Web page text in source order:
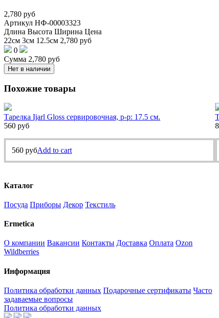
2,780 руб
Артикул НФ-00003323
Длина Высота Ширина Цена
22см 3см 12.5см 2,780 руб
0
Сумма 2,780 руб
Нет в наличии
Похожие товары
Тарелка Ijarl Gloss сервировочная, р-р: 17.5 см.
560 руб
560 рубAdd to cart
Каталог
Посуда Приборы Декор Текстиль
Ermetica
О компании Вакансии Контакты Доставка Оплата Ozon
Wildberries
Информация
Политика обработки данных Подарочные сертификаты Часто
задаваемые вопросы
Политика обработки данных